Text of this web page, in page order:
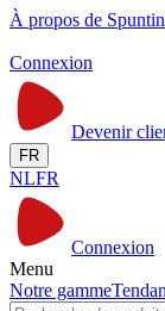
À propos de
Connexion
Devenir
FR
NLFR
Connexion
Menu
Notre gamme